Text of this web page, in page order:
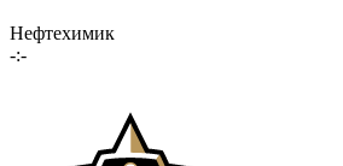
Нефтехимик
-:-